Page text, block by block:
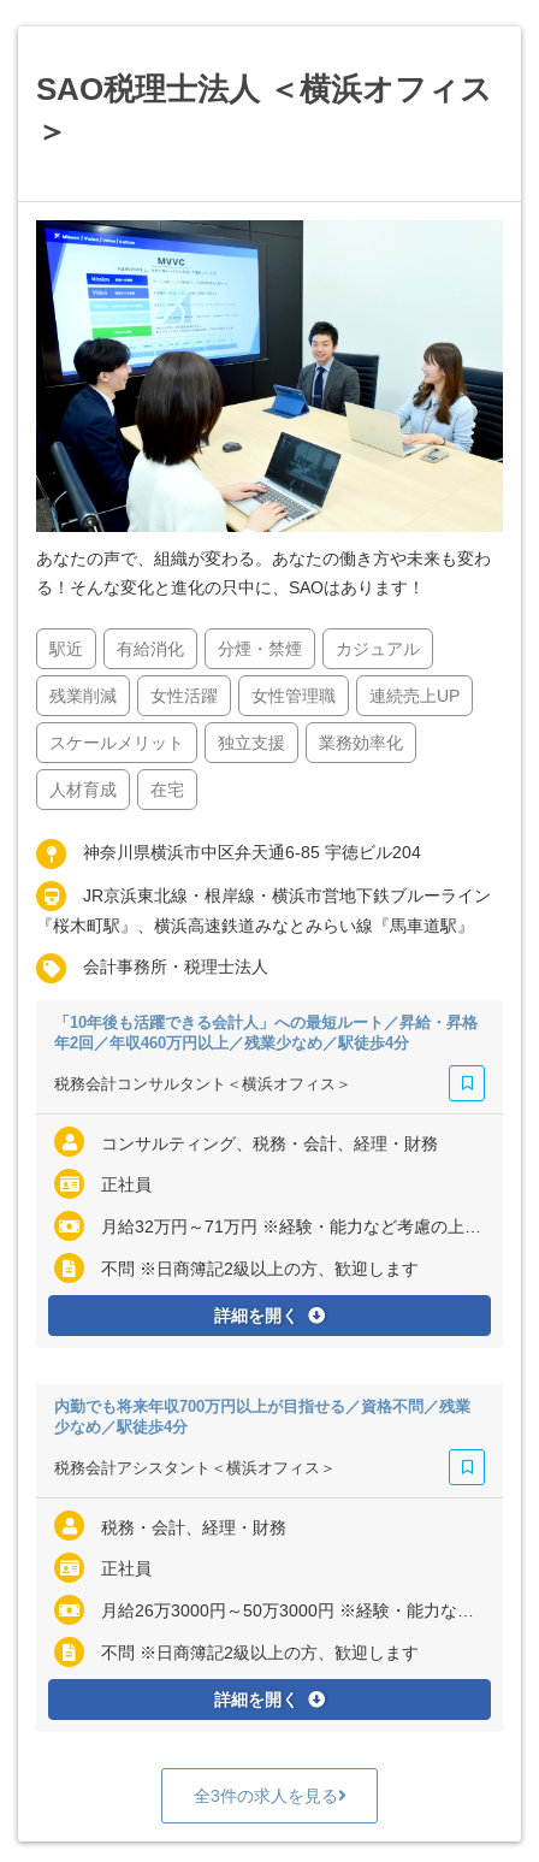
SAO税理士法人 ＜横浜オフィス
＞
あなたの声で、組織が変わる。あなたの働き方や未来も変わ
る！そんな変化と進化の只中に、SAOはあります！
駅近 有給消化 分煙・禁煙 カジュアル
残業削減 女性活躍 女性管理職 連続売上UP
スケールメリット 独立支援 業務効率化
人材育成 在宅
神奈川県横浜市中区弁天通6-85 宇徳ビル204
JR京浜東北線・根岸線・横浜市営地下鉄ブルーライン
『桜木町駅』、横浜高速鉄道みなとみらい線『馬車道駅』
会計事務所・税理士法人
「10年後も活躍できる会計人」への最短ルート／昇給・昇格
年2回／年収460万円以上／残業少なめ／駅徒歩4分
税務会計コンサルタント＜横浜オフィス＞
コンサルティング、税務・会計、経理・財務
正社員
月給32万円～71万円 ※経験・能力など考慮の上、決定いたします ※上記に固定残業代（月30時間分＝6万円～13万4000円）を含む ※超過分は別途全額支給
不問 ※日商簿記2級以上の方、歓迎します
詳細を開く
内勤でも将来年収700万円以上が目指せる／資格不問／残業
少なめ／駅徒歩4分
税務会計アシスタント＜横浜オフィス＞
税務・会計、経理・財務
正社員
月給26万3000円～50万3000円 ※経験・能力など考慮の上、決定いたします ※上記に固定残業代（月30時間分＝4万9000円～9万5000円）を含む ※超過分は別途全額支給
不問 ※日商簿記2級以上の方、歓迎します
詳細を開く
全3件の求人を見る